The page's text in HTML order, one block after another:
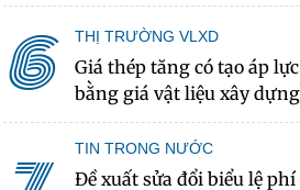
6 THỊ TRƯỜNG VLXD
Giá thép tăng có tạo áp
bằng giá vật liệu xây
TIN TRONG NƯỚC
Đề xuất sửa đổi biểu lệ phí